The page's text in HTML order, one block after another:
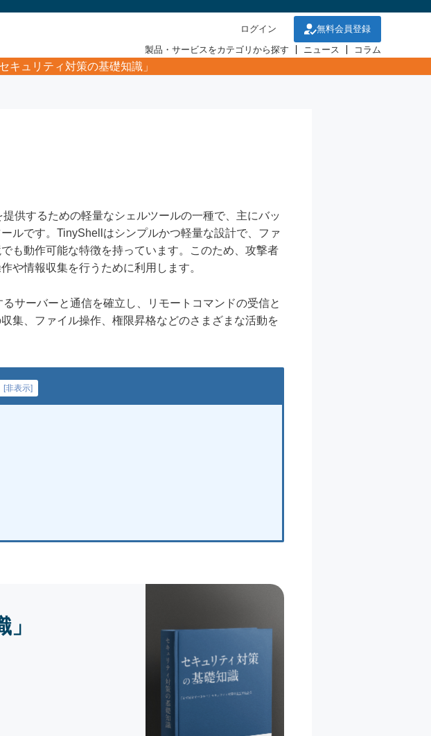
ログイン
無料会員登録
製品・サービスをカテゴリから探す
ニュース コラム
キュリティ対策の基礎知識」
供するための軽量なシェルツールの一種で、主にバッ
ルです。TinyShellはシンプルかつ軽量な設計で、ファ
も動作可能な特徴を持っています。このため、攻撃者
や情報収集を行うために利用します。
サーバーと通信を確立し、リモートコマンドの受信と
集、ファイル操作、権限昇格などのさまざまな活動を
[非表示]